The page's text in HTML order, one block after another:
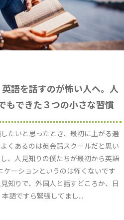
英語を話すのが怖い人へ。人
もできた３つの小さな習慣
たいと思ったとき、最初に上がる選
くあるのは英会話スクールだと思い
、人見知りの僕たちが最初から英語
ケーションというのは怖くないです
知りで、外国人と話すどころか、日
本語ですら緊張してまし...